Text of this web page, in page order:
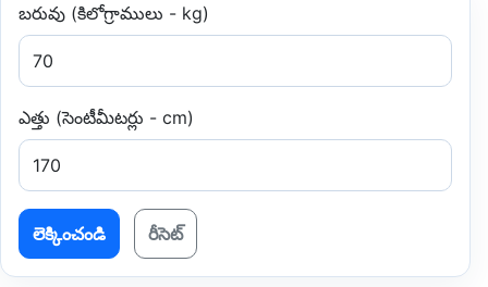
బరువు (కిలోగ్రాములు - kg)
ఎత్తు (సెంటీమీటర్లు - cm)
లెక్కించండి రీసెట్